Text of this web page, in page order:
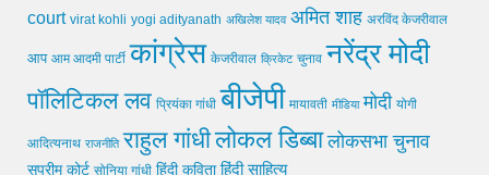
court virat kohli yogi adityanath अखिलेश यादव अमित शाह अरविंद केजरीवाल
आप आम आदमी पार्टी कांग्रेस केजरीवाल क्रिकेट चुनाव नरेंद्र मोदी
पॉलिटिकल लव प्रियंका गांधी बीजेपी मायावती मीडिया मोदी योगी
आदित्यनाथ राजनीति राहुल गांधीलोकल डिब्बा लोकसभा चुनाव
सुप्रीम कोर्ट सोनिया गांधी हिंदी कविता हिंदी साहित्य